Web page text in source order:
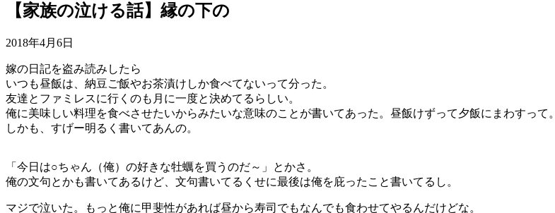
【家族の泣ける話】縁の下の
2018年4月6日
嫁の日記を盗み読みしたら
いつも昼飯は、納豆ご飯やお茶漬けしか食べてないって分った。
友達とファミレスに行くのも月に一度と決めてるらしい。
俺に美味しい料理を食べさせたいからみたいな意味のことが書いてあった。昼飯けずって夕飯にまわすって。
しかも、すげー明るく書いてあんの。
「今日は○ちゃん（俺）の好きな牡蠣を買うのだ～」とかさ。
俺の文句とかも書いてあるけど、文句書いてるくせに最後は俺を庇ったこと書いてるし。
マジで泣いた。もっと俺に甲斐性があれば昼から寿司でもなんでも食わせてやるんだけどな。